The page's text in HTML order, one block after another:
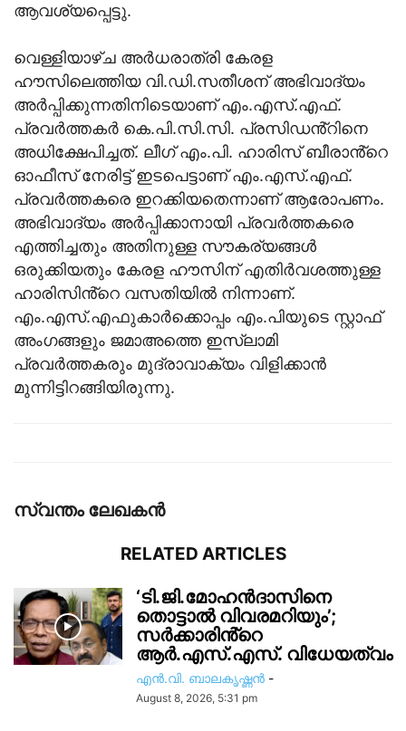
ആവശ്യപ്പെട്ടു.
വെള്ളിയാഴ്ച അർധരാത്രി കേരള
ഹൗസിലെത്തിയ വി.ഡി.സതീശന് അഭിവാദ്യം
അർപ്പിക്കുന്നതിനിടെയാണ് എം.എസ്‌.എഫ്‌.
പ്രവർത്തകർ കെ.പി.സി.സി. പ്രസിഡൻ്റിനെ
അധിക്ഷേപിച്ചത്‌. ലീ​ഗ് എം.പി. ഹാരിസ് ബീരാൻ്റെ
ഓഫീസ് നേരിട്ട് ഇടപെട്ടാണ് എം.എസ്.എഫ്.
പ്രവർത്തകരെ ഇറക്കിയതെന്നാണ് ആരോപണം.
അഭിവാദ്യം അർപ്പിക്കാനായി പ്രവർത്തകരെ
എത്തിച്ചതും അതിനുള്ള സൗകര്യങ്ങൾ
ഒരുക്കിയതും കേരള ഹൗസിന് എതിർവശത്തുള്ള
ഹാരിസിൻ്റെ വസതിയിൽ നിന്നാണ്.
എം.എസ്.എഫുകാർക്കൊപ്പം എം.പിയുടെ സ്റ്റാഫ്
അം​ഗങ്ങളും ജമാഅത്തെ ഇസ്ലാമി
പ്രവർത്തകരും മുദ്രാവാക്യം വിളിക്കാൻ
മുന്നിട്ടിറങ്ങിയിരുന്നു.
സ്വന്തം ലേഖകന്‍
RELATED ARTICLES
‘ടി.ജി.മോഹൻദാസിനെ
തൊട്ടാൽ വിവരമറിയും’;
സര്‍ക്കാരിൻ്റെ
ആർ.എസ്.എസ്. വിധേയത്വം
എൻ.വി. ബാലകൃഷ്ണൻ -
August 8, 2026, 5:31 pm